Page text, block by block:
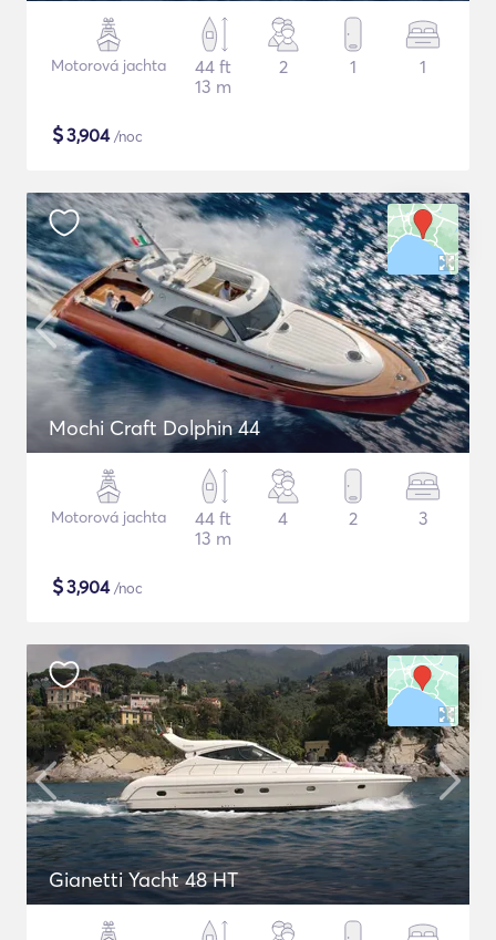
Motorová jachta
44 ft
13 m
2 1 1
$3,904/noc
Mochi Craft Dolphin 44
Motorová jachta
44 ft
13 m
4 2 3
$3,904/noc
Gianetti Yacht 48 HT